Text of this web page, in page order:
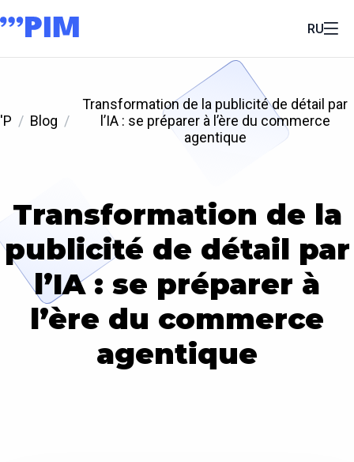
RU
'P Blog
Transformation de la publicité de détail par
l’IA : se préparer à l’ère du commerce
agentique
Transformation de la
publicité de détail par
l’IA : se préparer à
l’ère du commerce
agentique